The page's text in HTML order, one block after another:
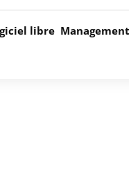
libre Management